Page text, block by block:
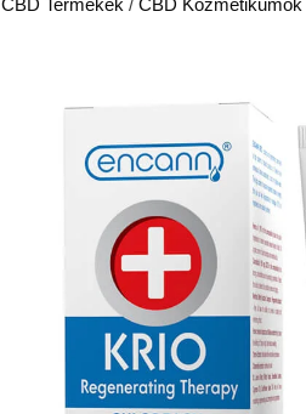
CBD Termékek / CBD Kozmetikumok